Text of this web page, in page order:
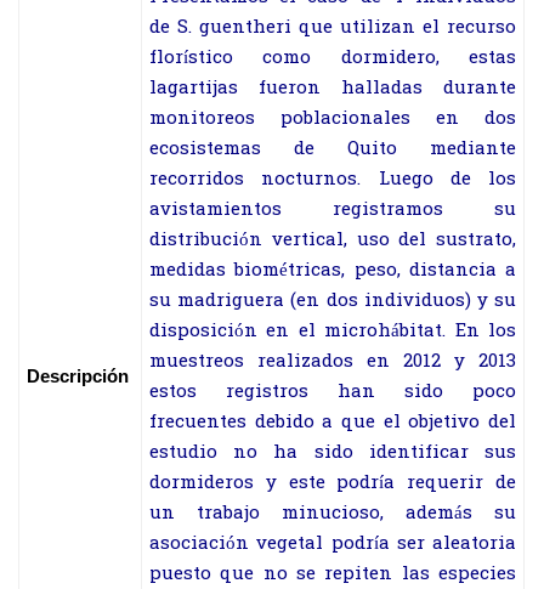
Descripción
de S. guentheri que utilizan el recurso
florístico como dormidero, estas
lagartijas fueron halladas durante
monitoreos poblacionales en dos
ecosistemas de Quito mediante
recorridos nocturnos. Luego de los
avistamientos registramos su
distribución vertical, uso del sustrato,
medidas biométricas, peso, distancia a
su madriguera (en dos individuos) y su
disposición en el microhábitat. En los
muestreos realizados en 2012 y 2013
estos registros han sido poco
frecuentes debido a que el objetivo del
estudio no ha sido identificar sus
dormideros y este podría requerir de
un trabajo minucioso, además su
asociación vegetal podría ser aleatoria
puesto que no se repiten las especies